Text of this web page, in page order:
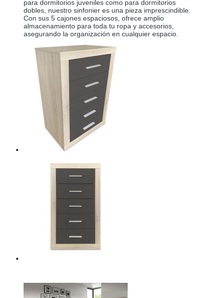
para dormitorios juveniles como para dormitorios
dobles, nuestro sinfonier es una pieza imprescindible.
Con sus 5 cajones espaciosos, ofrece amplio
almacenamiento para toda tu ropa y accesorios,
asegurando la organización en cualquier espacio.